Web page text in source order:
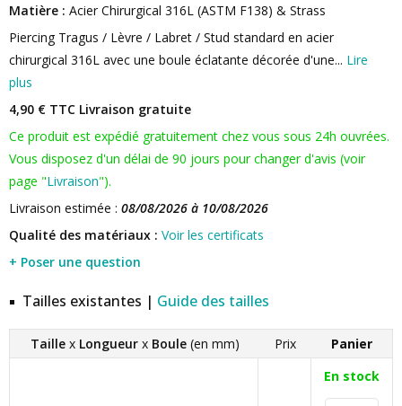
Matière : Acier Chirurgical 316L (ASTM F138) & Strass
Piercing Tragus / Lèvre / Labret / Stud standard en acier
chirurgical 316L avec une boule éclatante décorée d'une... Lire
plus
4,90 € TTC Livraison gratuite
Ce produit est expédié gratuitement chez vous sous 24h ouvrées.
Vous disposez d'un délai de 90 jours pour changer d'avis (voir
page "Livraison").
Livraison estimée : 08/08/2026 à 10/08/2026
Qualité des matériaux : Voir les certificats
+ Poser une question
Tailles existantes | Guide des tailles
Taillex Longueurx Boule(en mm) Prix Panier
En stock